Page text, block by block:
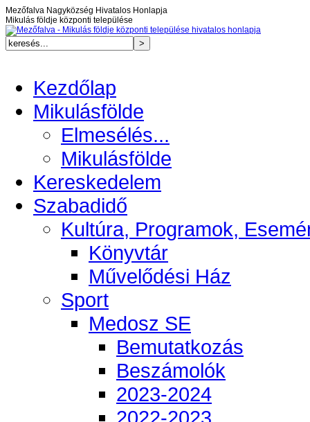
Mezőfalva Nagyközség Hivatalos Honlapja
Mikulás földje központi települése
Kezdőlap
Mikulásfölde
Elmesélés...
Mikulásfölde
Kereskedelem
Szabadidő
Kultúra, Programok,
Könyvtár
Művelődési Ház
Sport
Medosz SE
Bemutatkozás
Beszámolók
2023-2024